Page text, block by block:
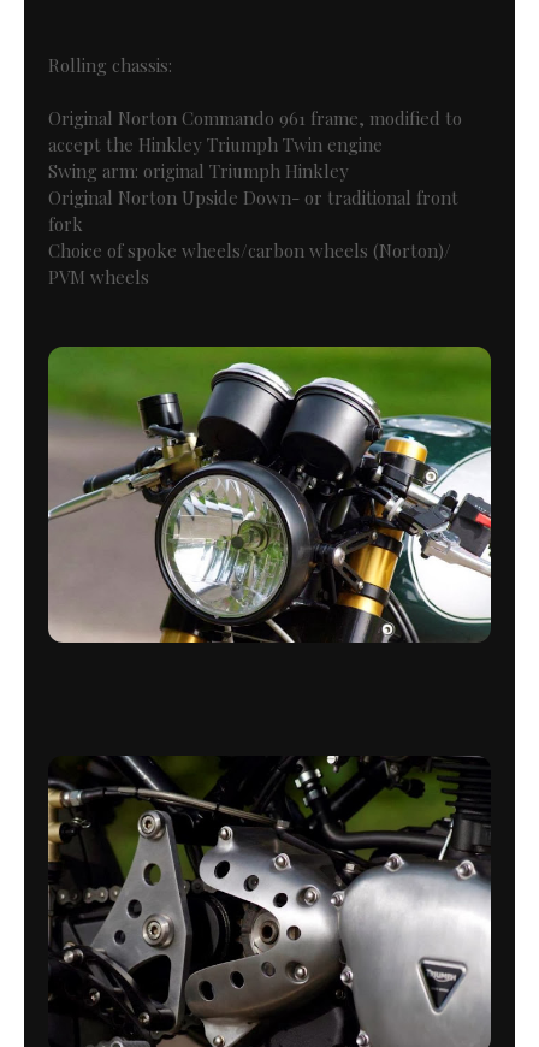
Rolling chassis:
Original Norton Commando 961 frame, modified to
accept the Hinkley Triumph Twin engine
Swing arm: original Triumph Hinkley
Original Norton Upside Down- or traditional front
fork
Choice of spoke wheels/carbon wheels (Norton)/
PVM wheels